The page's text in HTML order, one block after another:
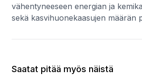
vähentyneeseen energian ja
sekä kasvihuonekaasujen määrän
Saatat pitää myös näistä